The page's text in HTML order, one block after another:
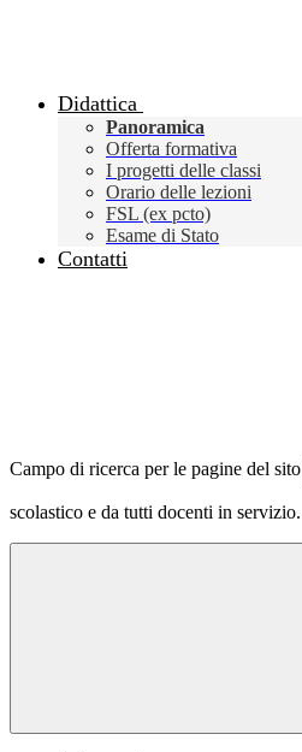
Didattica
Panoramica
Offerta formativa
I progetti delle classi
Orario delle lezioni
FSL (ex pcto)
Esame di Stato
Contatti
Campo di ricerca per le pagine del sito
scolastico e da tutti docenti in servizio.